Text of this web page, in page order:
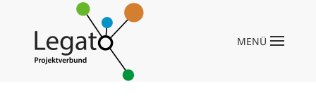
Zum Hauptinhalt springen MENÜ